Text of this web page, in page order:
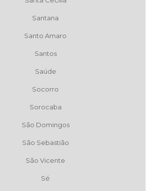
Santana
Santo Amaro
Santos
Saúde
Socorro
Sorocaba
São Domingos
São Sebastião
São Vicente
Sé